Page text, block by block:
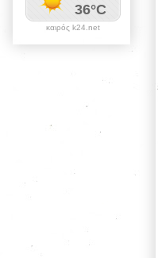
καιρός k24.net